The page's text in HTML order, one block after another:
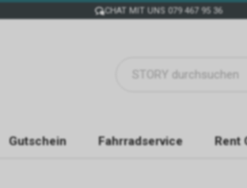
CHAT MIT UNS 079 467 95 36
Gutschein Fahrradservice Rent